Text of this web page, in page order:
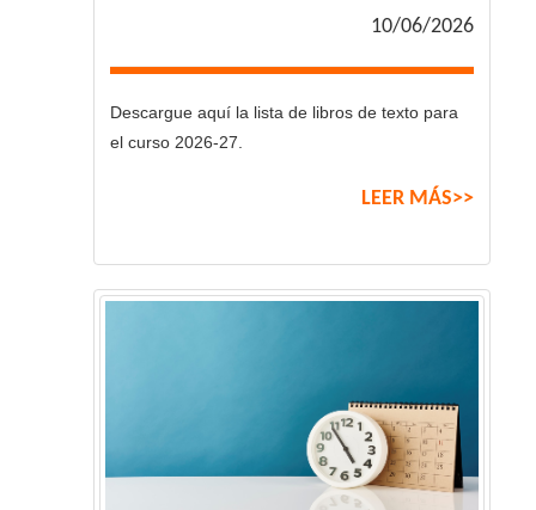
10/06/2026
Descargue aquí la lista de libros de texto para
el curso 2026-27.
LEER MÁS>>